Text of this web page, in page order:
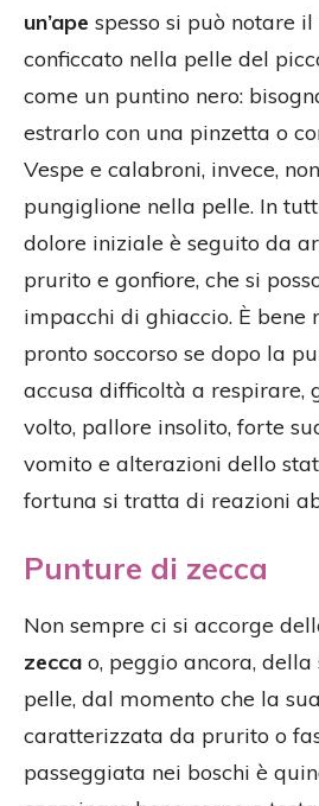
un’ape spesso si può notare
conficcato nella pelle del
come un puntino nero:
estrarlo con una pinzetta o
Vespe e calabroni, invece,
pungiglione nella pelle. In
dolore iniziale è seguito da
prurito e gonfiore, che si
impacchi di ghiaccio. È bene
pronto soccorso se dopo la
accusa difficoltà a respirare,
volto, pallore insolito, forte
vomito e alterazioni dello
fortuna si tratta di reazioni
Punture di zecca
Non sempre ci si accorge
zecca o, peggio ancora,
pelle, dal momento che la
caratterizzata da prurito o
passeggiata nei boschi è